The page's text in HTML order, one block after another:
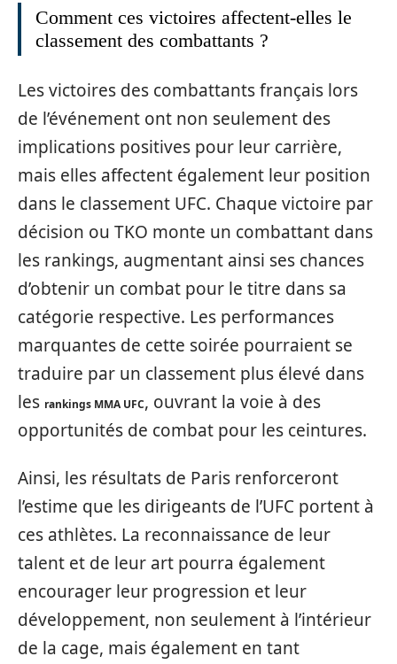
Comment ces victoires affectent-elles le
classement des combattants ?
Les victoires des combattants français lors
de l’événement ont non seulement des
implications positives pour leur carrière,
mais elles affectent également leur position
dans le classement UFC. Chaque victoire par
décision ou TKO monte un combattant dans
les rankings, augmentant ainsi ses chances
d’obtenir un combat pour le titre dans sa
catégorie respective. Les performances
marquantes de cette soirée pourraient se
traduire par un classement plus élevé dans
les rankings MMA UFC, ouvrant la voie à des
opportunités de combat pour les ceintures.
Ainsi, les résultats de Paris renforceront
l’estime que les dirigeants de l’UFC portent à
ces athlètes. La reconnaissance de leur
talent et de leur art pourra également
encourager leur progression et leur
développement, non seulement à l’intérieur
de la cage, mais également en tant